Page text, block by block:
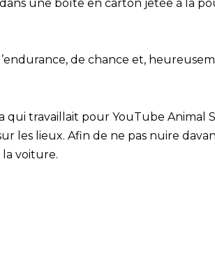
une boîte en carton jetée à la
de chance et,
qui travaillait pour YouTube Animal
les lieux. Afin de ne pas nuire
la voiture.